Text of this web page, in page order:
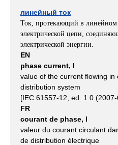
линейный ток
Ток, протекающий в линейном
электрической цепи,
электрической энергии.
EN
phase current, I
value of the current flowing
distribution system
[IEC 61557-12, ed. 1.0
FR
courant de phase, I
valeur du courant circulant
de distribution électrique